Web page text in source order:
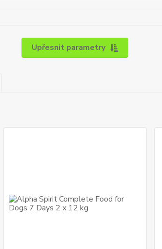
Upřesnit parametry